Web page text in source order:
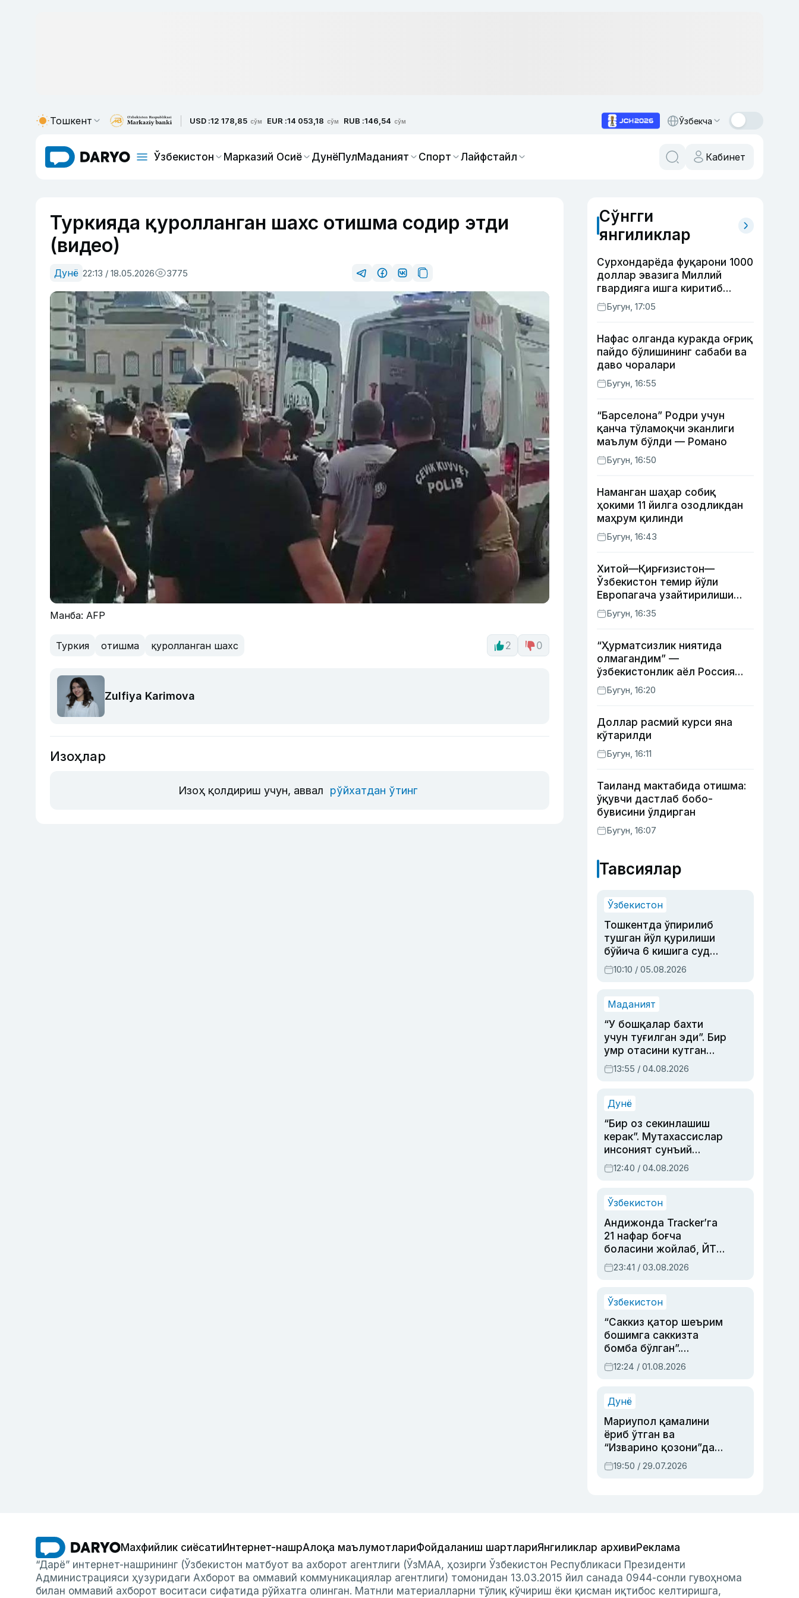
Тошкент USD :12 178,85 сўм EUR :14 053,18 сўм RUB :146,54 сўм Ўзбекча
Ўзбекистон Марказий Осиё ДунёПулМаданият Спорт Лайфстайл Кабинет
Туркияда қуролланган шахс отишма содир этди
(видео)
Дунё 22:13 / 18.05.2026 3775
Манба: AFP
Туркия отишма қуролланган шахс 2 0
Zulfiya Karimova
Изоҳлар
Изоҳ қолдириш учун, аввал рўйхатдан ўтинг
Сўнгги
янгиликлар
Сурхондарёда фуқарони 1000
доллар эвазига Миллий
гвардияга ишга киритиб
қўймоқчи бўлган шахс
ушланди
Бугун, 17:05
Нафас олганда куракда оғриқ
пайдо бўлишининг сабаби ва
даво чоралари
Бугун, 16:55
“Барселона” Родри учун
қанча тўламоқчи эканлиги
маълум бўлди — Романо
Бугун, 16:50
Наманган шаҳар собиқ
ҳокими 11 йилга озодликдан
маҳрум қилинди
Бугун, 16:43
Хитой—Қирғизистон—
Ўзбекистон темир йўли
Европагача узайтирилиши
мумкин
Бугун, 16:35
“Ҳурматсизлик ниятида
олмагандим” —
ўзбекистонлик аёл Россия
давлат рамзлари туширилган
пояндоз ҳақида
Бугун, 16:20
Доллар расмий курси яна
кўтарилди
Бугун, 16:11
Таиланд мактабида отишма:
ўқувчи дастлаб бобо-
бувисини ўлдирган
Бугун, 16:07
Тавсиялар
Ўзбекистон
Тошкентда ўпирилиб
тушган йўл қурилиши
бўйича 6 кишига суд
ҳукми ўқилди
10:10 / 05.08.2026
Маданият
“У бошқалар бахти
учун туғилган эди”. Бир
умр отасини кутган
актриса ва дубльяж
устаси Римма
синовларга тўла ҳаёти
13:55 / 04.08.2026
Дунё
“Бир оз секинлашиш
керак”. Мутахассислар
инсоният сунъий
интеллектни бошқара
олмай қолишидан
12:40 / 04.08.2026
Ўзбекистон
Андижонда Tracker’га
21 нафар боғча
боласини жойлаб, ЙТҲ
содир этган аёлга суд
ҳукми ўқилди
23:41 / 03.08.2026
Ўзбекистон
“Саккиз қатор шеърим
бошимга саккизта
бомба бўлган”.
Абдулла Ориповни
сиёсий айбловлардан
12:24 / 01.08.2026
Дунё
Мариупол қамалини
ёриб ўтган ва
“Изварино қозони”дан
чиққан қаҳрамон —
Украина армияси бош
19:50 / 29.07.2026
Махфийлик сиёсатиИнтернет-нашрАлоқа маълумотлариФойдаланиш шартлариЯнгиликлар архивиРеклама
“Дарё” интернет-нашрининг (Ўзбекистон матбуот ва ахборот агентлиги (ЎзМАА, ҳозирги Ўзбекистон Республикаси Президенти
Администрацияси ҳузуридаги Ахборот ва оммавий коммуникациялар агентлиги) томонидан 13.03.2015 йил санада 0944-сонли гувоҳнома
билан оммавий ахборот воситаси сифатида рўйхатга олинган. Матнли материалларни тўлиқ кўчириш ёки қисман иқтибос келтиришга,